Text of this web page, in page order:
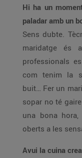
Hi ha un
paladar amb un
Sens dubte.
maridatge és
professionals
com tenim la
buit… Fer un
sopar no té
una bona
oberts a les
Avui la cuina